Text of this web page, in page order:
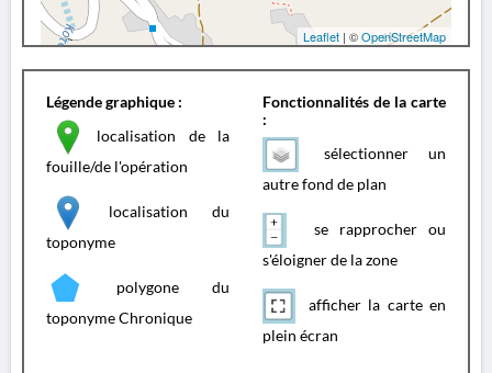
Leaflet | ©OpenStreetMap
Légende graphique :
localisation de la
fouille/de l'opération
localisation du
toponyme
polygone du
toponyme Chronique
Fonctionnalités de la carte
:
sélectionner un
autre fond de plan
se rapprocher ou
s'éloigner de la zone
afficher la carte en
plein écran